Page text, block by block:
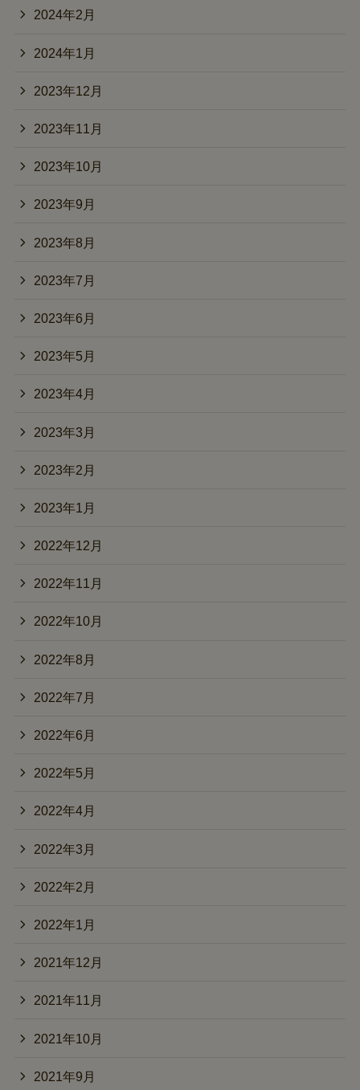
2024年2月
2024年1月
2023年12月
2023年11月
2023年10月
2023年9月
2023年8月
2023年7月
2023年6月
2023年5月
2023年4月
2023年3月
2023年2月
2023年1月
2022年12月
2022年11月
2022年10月
2022年8月
2022年7月
2022年6月
2022年5月
2022年4月
2022年3月
2022年2月
2022年1月
2021年12月
2021年11月
2021年10月
2021年9月